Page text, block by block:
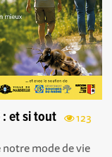
123
: et si tout
mode de vie